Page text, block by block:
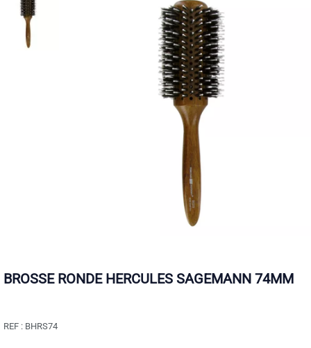
BROSSE RONDE HERCULES SAGEMANN 74MM
REF : BHRS74